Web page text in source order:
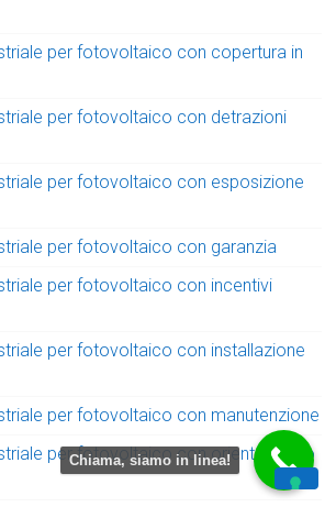
per fotovoltaico con copertura in
per fotovoltaico con detrazioni
per fotovoltaico con esposizione
per fotovoltaico con garanzia
per fotovoltaico con incentivi
per fotovoltaico con installazione
per fotovoltaico con manutenzione
per fotovoltaico con orientamento
Chiama, siamo in linea!